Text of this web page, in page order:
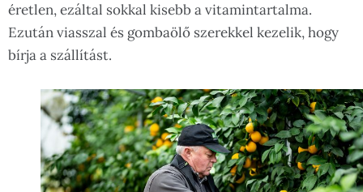
éretlen, ezáltal sokkal kisebb a vitamintartalma.
Ezután viasszal és gombaölő szerekkel kezelik, hogy
bírja a szállítást.